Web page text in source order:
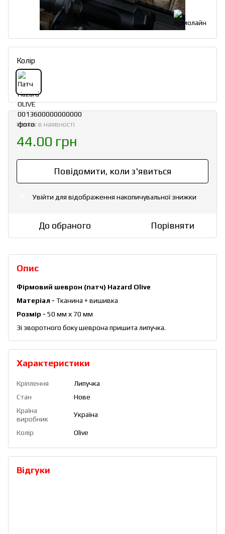
Колір
Немає в наявності
44.00 грн
Повідомити, коли з'явиться
Увійти для відображення накопичувальної знижки
До обраного Порівняти
Опис
Фірмовий шеврон (патч) Hazard Olive
Матеріал - Тканина + вишивка
Розмір - 50 мм х 70 мм
Зі зворотного боку шеврона пришита липучка.
Характеристики
Кріплення
Липучка
Стан
Нове
Країна
виробник
Україна
Колір Olive
Відгуки